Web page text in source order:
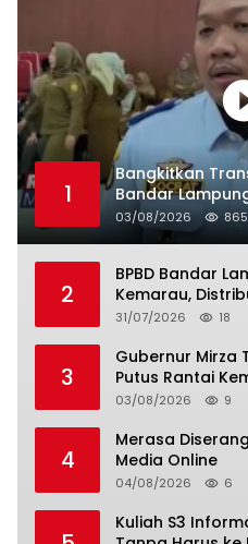
1
Bangkitkan
Bandar
03/08/2026 865
2
BPBD Bandar
Kemarau,
31/07/2026 18
3
Gubernur Mirza
Putus Rantai
03/08/2026 9
4
Merasa
Media Online
04/08/2026 6
Kuliah S3